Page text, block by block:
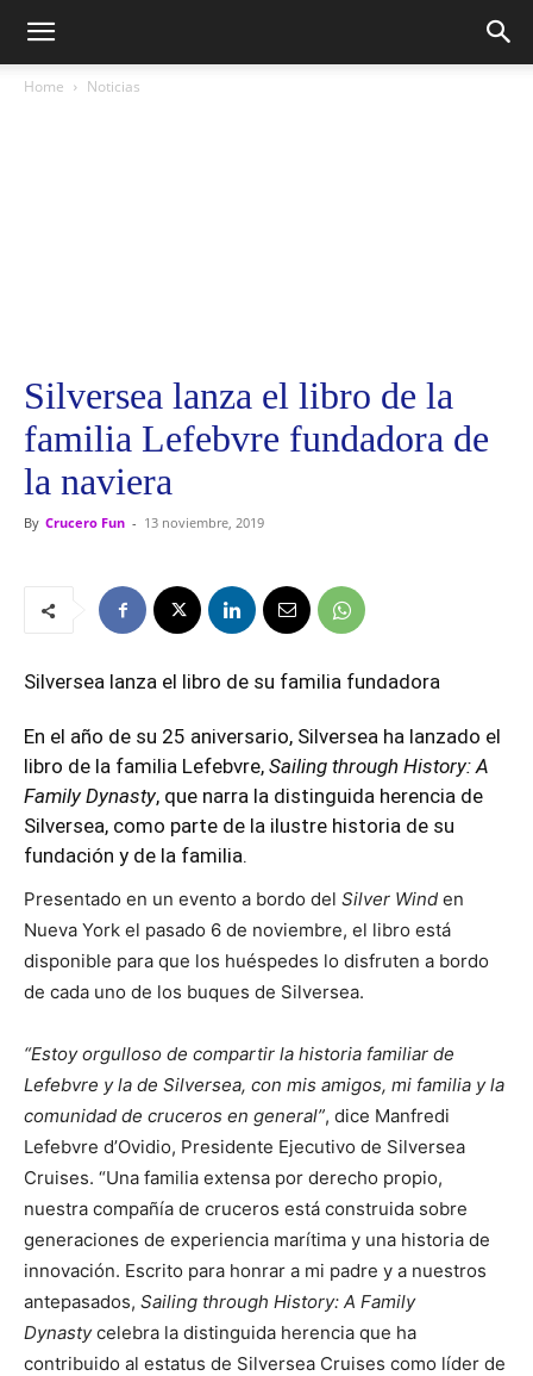
Home Noticias
Silversea lanza el libro de la
familia Lefebvre fundadora de
la naviera
By Crucero Fun - 13 noviembre, 2019
Silversea lanza el libro de su familia fundadora
En el año de su 25 aniversario, Silversea ha lanzado el
libro de la familia Lefebvre, Sailing through History: A
Family Dynasty, que narra la distinguida herencia de
Silversea, como parte de la ilustre historia de su
fundación y de la familia.
Presentado en un evento a bordo del Silver Wind en
Nueva York el pasado 6 de noviembre, el libro está
disponible para que los huéspedes lo disfruten a bordo
de cada uno de los buques de Silversea.
“Estoy orgulloso de compartir la historia familiar de
Lefebvre y la de Silversea, con mis amigos, mi familia y la
comunidad de cruceros en general”, dice Manfredi
Lefebvre d’Ovidio, Presidente Ejecutivo de Silversea
Cruises. “Una familia extensa por derecho propio,
nuestra compañía de cruceros está construida sobre
generaciones de experiencia marítima y una historia de
innovación. Escrito para honrar a mi padre y a nuestros
antepasados, Sailing through History: A Family
Dynastycelebra la distinguida herencia que ha
contribuido al estatus de Silversea Cruises como líder de